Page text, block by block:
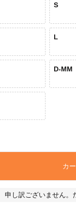
S
L
D-MM
カ
申し訳ございません。